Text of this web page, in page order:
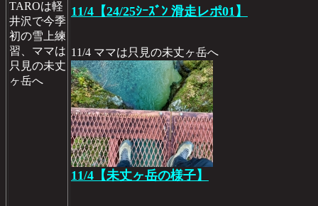
TAROは軽
井沢で今季
初の雪上練
習、ママは
只見の未丈
ヶ岳へ
11/4【24/25ｼｰｽﾞﾝ 滑走レポ01】
11/4 ママは只見の未丈ヶ岳へ
11/4【未丈ヶ岳の様子】